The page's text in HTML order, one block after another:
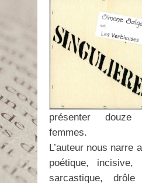
présenter
femmes.
L’auteur nous narre
poétique, incisive,
sarcastique,